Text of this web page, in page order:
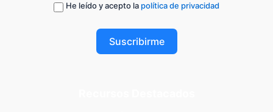
He leído y acepto la política de privacidad
Suscribirme